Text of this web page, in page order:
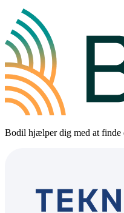
Bodil hjælper dig med at finde